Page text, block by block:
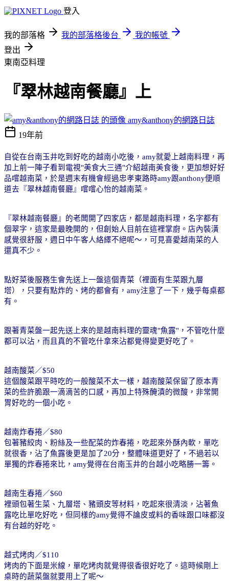
登入
我的部落格 我的部落格後台
我的帳號
登出
東南亞料理
『翠林越南餐廳』上
amy&anthony的網路日誌
19年前
自從在台南玉井吃到好吃的越南小吃後， amy就愛上越南料理，再
加上前一陣子看到電視"美食大三通"介紹越南美食後，更加想好好
品嚐越南菜，於是週末有機會經過忠孝東路時amy跟anthony便順
道去『翠林越南餐廳』嚐嚐心怡的越南菜。
『翠林越南餐廳』的老闆開了四家店，都是越南料理，名字都有
個翠字，這家是最晚開的，但創始人目前在這裡掌廚。店內裝潢
感覺很舒服，週日中午客人絡繹不絕呢～，可見喜愛越南菜的人
還真不少。
點好菜後服務生會先送上一盤這個青菜（裡面有生菜跟九層
塔），只要有點炸的、烤的都會有， amy注意了一下，幾乎每桌都
有。
跟著青菜盤一起先送上來的是越南料理的靈魂"魚露" ，不管吃什麼
都可以沾，而且真的不管吃什拿來沾都覺得變更好吃了。
越南酸菜／$50
這個酸菜跟平時吃的一般酸菜不太一樣，越南酸菜保留了原本青
菜的些許脆跟一滴滴苦的口感，再加上特殊醃漬的微酸，非常開
胃好吃的一個小吃。
越南炸春捲／$80
包著豬絞肉、粉絲及一些配菜的炸春捲，吃起來外酥內軟，單吃
就很香，沾了魚露後更是加了20分，整體味道更好了，不過若以
單獨的炸春捲來比， amy覺得在台南玉井的台越小吃略勝一籌。
越南生春捲／$60
裡頭包著生菜、九層塔、豬頭皮等材料，吃起來很清淡，沾著魚
露吃比單吃好吃，但同樣的amy覺得不論皮或料的香味跟口味都沒
有台越的好吃。
越式烤肉／$110
烤肉的下面是米線，單吃烤肉就覺得很香很好吃了。這時候剛上
桌時的蔬菜盤就要用上了呢～